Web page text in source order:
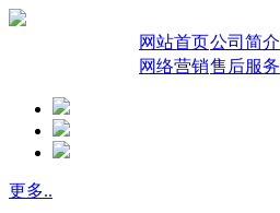
网站首页公司简介
网络营销售后服务
更多..